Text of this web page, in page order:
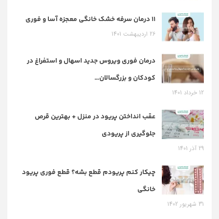
11 درمان سرفه خشک خانگی معجزه آسا و فوری
26 اردیبهشت 1401
درمان فوری ویروس جدید اسهال و استفراغ در
کودکان و بزرگسالان…
12 خرداد 1401
عقب انداختن پریود در منزل + بهترین قرص
جلوگیری از پریودی
29 آذر 1401
چیکار کنم پریودم قطع بشه؟ قطع فوری پریود
خانگی
31 شهریور 1402